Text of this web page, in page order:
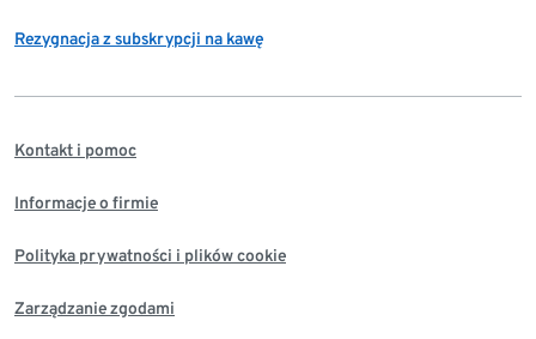
Rezygnacja z subskrypcji na kawę
Kontakt i pomoc
Informacje o firmie
Polityka prywatności i plików cookie
Zarządzanie zgodami